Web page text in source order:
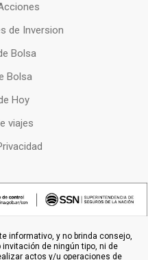
de Inversion
Bolsa
Bolsa
Hoy
viajes
informativo, y no brinda consejo,
de ningún tipo, ni de
actos y/u operaciones de